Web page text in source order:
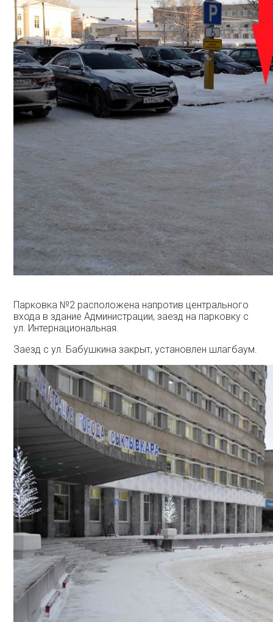
Парковка №2 расположена напротив центрального
входа в здание Администрации, заезд на парковку с
ул. Интернациональная.
Заезд с ул. Бабушкина закрыт, установлен шлагбаум.